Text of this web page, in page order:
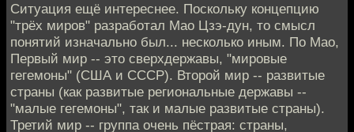
Ситуация ещё интереснее. Поскольку концепцию
"трёх миров" разработал Мао Цзэ-дун, то смысл
понятий изначально был... несколько иным. По Мао,
Первый мир -- это сверхдержавы, "мировые
гегемоны" (США и СССР). Второй мир -- развитые
страны (как развитые региональные державы --
"малые гегемоны", так и малые развитые страны).
Третий мир -- группа очень пёстрая: страны,